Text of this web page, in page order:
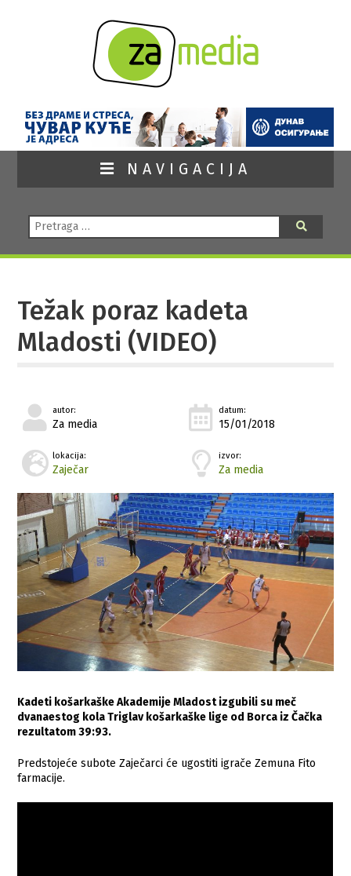
NAVIGACIJA
Pretraga:
Težak poraz kadeta
Mladosti (VIDEO)
autor:
Za media
datum:
15/01/2018
lokacija:
Zaječar
izvor:
Za media
Kadeti košarkaške Akademije Mladost izgubili su meč
dvanaestog kola Triglav košarkaške lige od Borca iz Čačka
rezultatom 39:93.
Predstojeće subote Zaječarci će ugostiti igrače Zemuna Fito
farmacije.